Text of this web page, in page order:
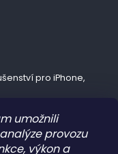
umožnili
provozu
výkon a
pro iPhone,